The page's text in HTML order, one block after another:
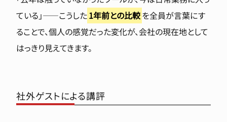
ている」——こうした1年前との比較を全員が言葉にす
ることで、個人の感覚だった変化が、会社の現在地として
はっきり見えてきます。
社外ゲストによる講評